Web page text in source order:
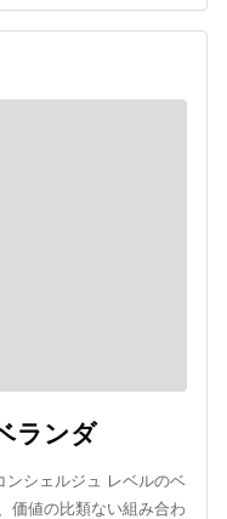
ランダ
ンシェルジュ レベルのベ
価値の比類ない組み合わ